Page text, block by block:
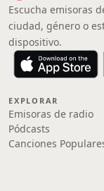
Escucha emisoras
ciudad, género o
dispositivo.
EXPLORAR
Emisoras de radio
Pódcasts
Canciones